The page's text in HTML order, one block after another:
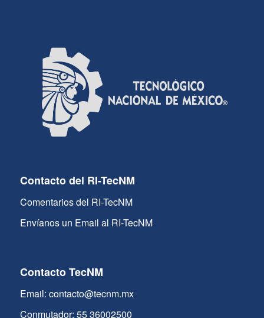
Contacto del RI-TecNM
Comentarios del RI-TecNM
Envíanos un Email al RI-TecNM
Contacto TecNM
Email: contacto@tecnm.mx
Conmutador: 55 36002500